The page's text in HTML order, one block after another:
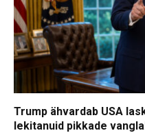
Trump ähvardab USA
lekitanuid pikkade